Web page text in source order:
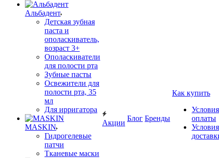
Альбадент
Детская зубная
паста и
ополаскиватель,
возраст 3+
Ополаскиватели
для полости рта
Зубные пасты
Освежители для
полости рта, 35
мл
Для ирригатора
MASKIN
Гидрогелевые
патчи
Тканевые маски
Акции
Блог Бренды
Как купить
Условия
оплаты
Условия